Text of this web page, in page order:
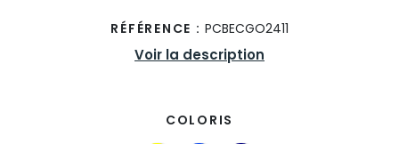
RÉFÉRENCE : PCBECGO2411
Voir la description
COLORIS